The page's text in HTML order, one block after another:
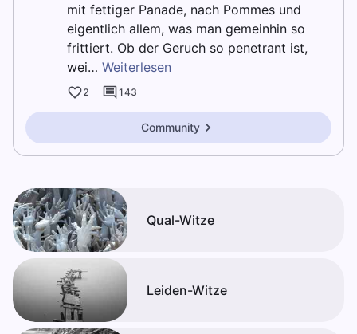
mit fettiger Panade, nach Pommes und
eigentlich allem, was man gemeinhin so
frittiert. Ob der Geruch so penetrant ist,
wei… Weiterlesen
2 143
Community
Qual-Witze
Leiden-Witze